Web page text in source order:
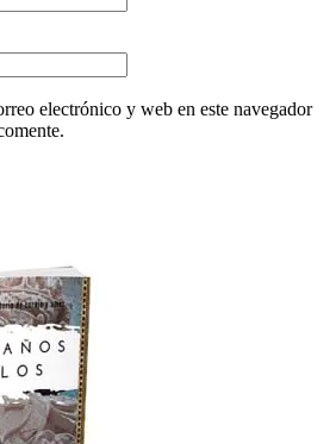
electrónico y web en este navegador